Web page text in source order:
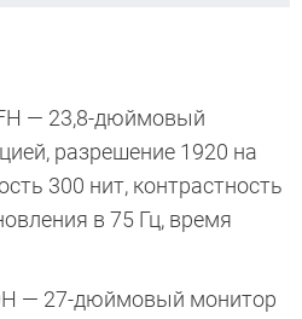
— 23,8-дюймовый
разрешение 1920 на
300 нит, контрастность
в 75 Гц, время
— 27-дюймовый монитор